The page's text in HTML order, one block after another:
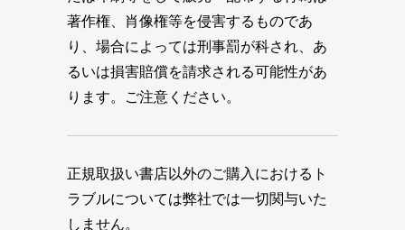
著作権、肖像権等を侵害するものであ
り、場合によっては刑事罰が科され、あ
るいは損害賠償を請求される可能性があ
ります。ご注意ください。
正規取扱い書店以外のご購入におけるト
ラブルについては弊社では一切関与いた
しません。